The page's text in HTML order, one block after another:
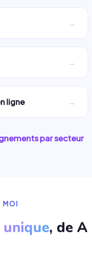
→
→
ligne →
par secteur
MOI
unique, de A